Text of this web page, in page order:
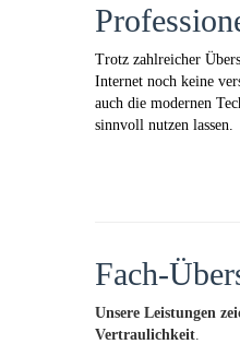
Trotz zahlreicher
Internet noch keine
auch die modernen
sinnvoll nutzen lassen.
Fach-
Unsere Leistungen
Vertraulichkeit